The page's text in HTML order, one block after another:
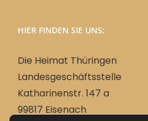
HIER FINDEN SIE UNS:
Die Heimat Thüringen
Landesgeschäftsstelle
Katharinenstr. 147 a
99817 Eisenach